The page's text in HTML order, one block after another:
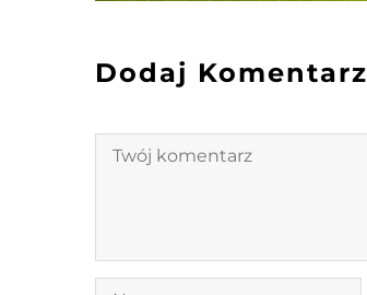
Dodaj Komentarz